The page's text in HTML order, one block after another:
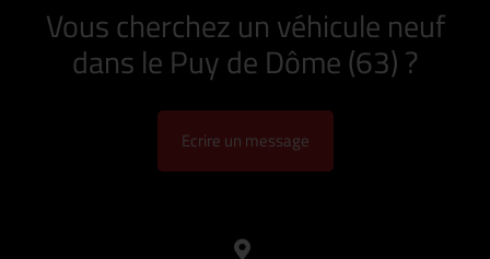
disponibilité et son professionnalisme.
Vous cherchez un véhicule neuf
dans le Puy de Dôme (63) ?
Ecrire un message